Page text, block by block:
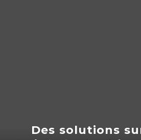
Des solutions